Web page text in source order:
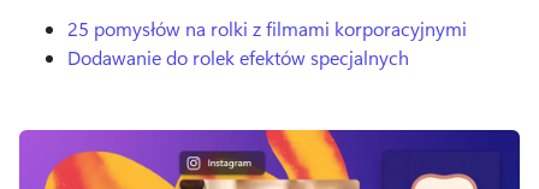
25 pomysłów na rolki z filmami korporacyjnymi
Dodawanie do rolek efektów specjalnych